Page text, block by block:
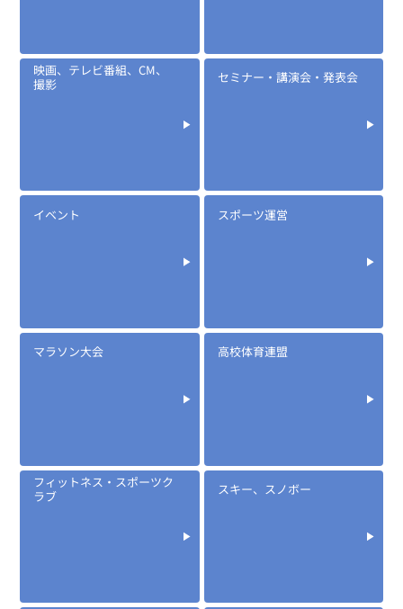
映画、テレビ番組、CM、
撮影
セミナー・講演会・発表会
イベント スポーツ運営
マラソン大会 高校体育連盟
フィットネス・スポーツク
ラブ
スキー、スノボー